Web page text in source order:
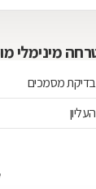
מינימלי
בדיקת מסמכים